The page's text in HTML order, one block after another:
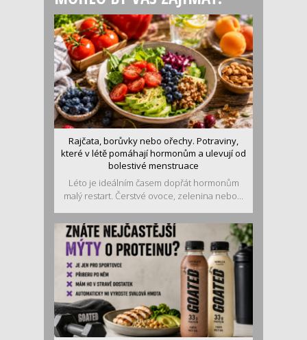
Rajčata, borůvky nebo ořechy. Potraviny,
které v létě pomáhají hormonům a ulevují od
bolestivé menstruace
Léto je ideálním časem dopřát hormonům
malý restart. Čerstvé ovoce, zelenina nebo...